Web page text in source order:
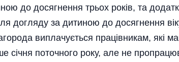
до досягнення трьох років, та
догляду за дитиною до досягнення
виплачується працівникам, які
січня поточного року, але не